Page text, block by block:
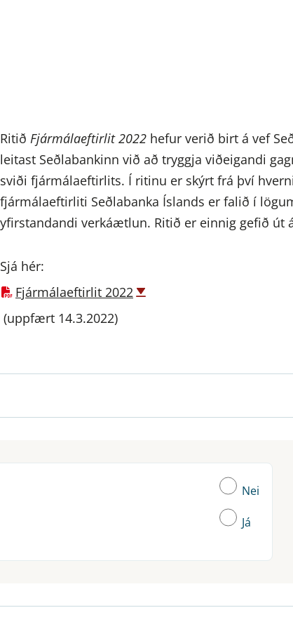
Ritið Fjármálaeftirlit 2022 hefur verið birt á vef
leitast Seðlabankinn við að tryggja viðeigandi
sviði fjármálaeftirlits. Í ritinu er skýrt frá því
fjármálaeftirliti Seðlabanka Íslands er falið í
yfirstandandi verkáætlun. Ritið er einnig gefið út
Sjá hér:
Fjármálaeftirlit 2022
(uppfært 14.3.2022)
Nei
Já